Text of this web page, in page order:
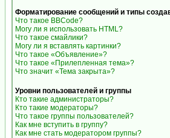
Форматирование сообщений и типы
Что такое BBCode?
Могу ли я использовать HTML?
Что такое смайлики?
Могу ли я вставлять картинки?
Что такое «Объявление»?
Что такое «Прилепленная тема»?
Что значит «Тема закрыта»?
Уровни пользователей и группы
Кто такие администраторы?
Кто такие модераторы?
Что такое группы пользователей?
Как мне вступить в группу?
Как мне стать модератором группы?